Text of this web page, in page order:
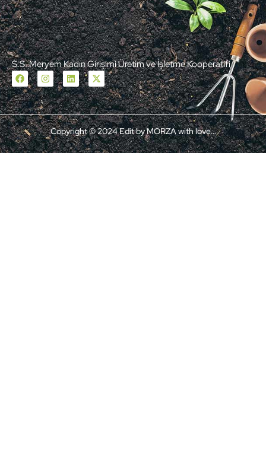
S.S. Meryem Kadın Girişimi Üretim ve İşletme Kooperatifi
Copyright © 2024 Edit by MORZA with love…